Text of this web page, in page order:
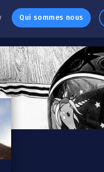
Qui sommes nous